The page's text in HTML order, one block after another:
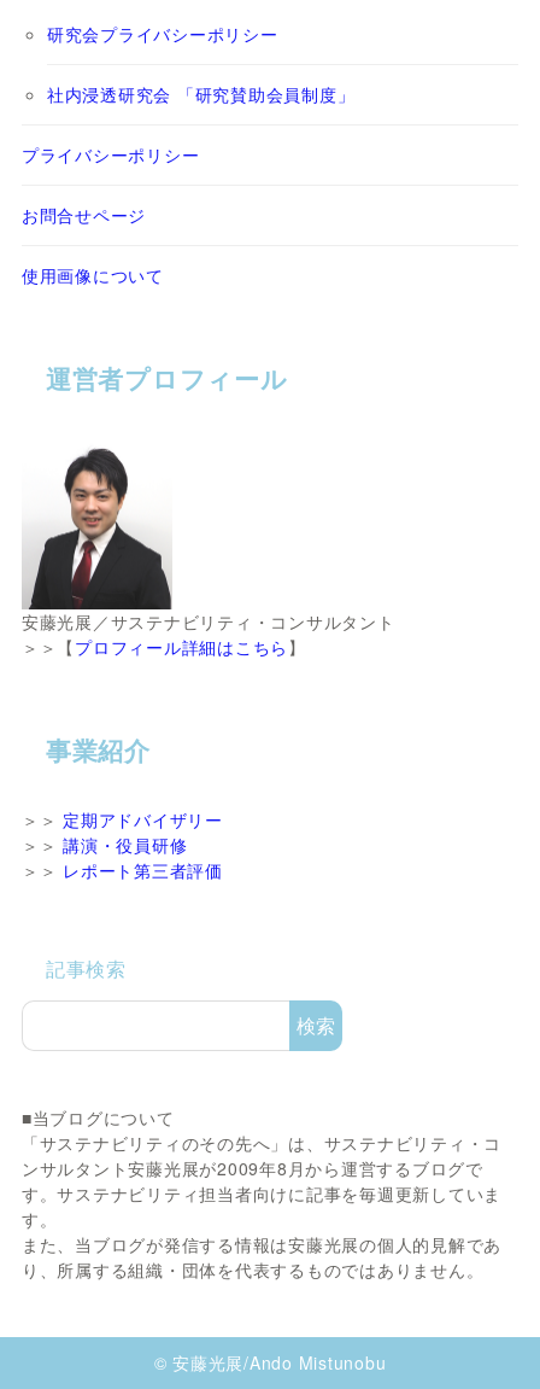
研究会プライバシーポリシー
社内浸透研究会 「研究賛助会員制度」
プライバシーポリシー
お問合せページ
使用画像について
運営者プロフィール
安藤光展／サステナビリティ・コンサルタント
＞＞【 プロフィール詳細はこちら 】
事業紹介
＞＞ 定期アドバイザリー
＞＞講演・役員研修
＞＞ レポート第三者評価
記事検索
検索
■当ブログについて
「サステナビリティのその先へ」は、サステナビリティ・コ
ンサルタント安藤光展が2009年8月から運営するブログで
す。サステナビリティ担当者向けに記事を毎週更新していま
す。
また、当ブログが発信する情報は安藤光展の個人的見解であ
り、所属する組織・団体を代表するものではありません。
© 安藤光展/Ando Mistunobu